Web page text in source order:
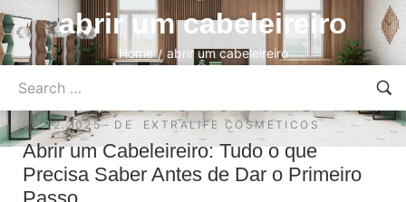
abrir um cabeleireiro
Home / abrir um cabeleireiro
03.12.2025 DE EXTRALIFE COSMETICOS
Abrir um Cabeleireiro: Tudo o que
Precisa Saber Antes de Dar o Primeiro